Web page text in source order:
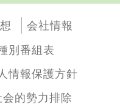
会社情報
別番組表
情報保護方針
会的勢力排除